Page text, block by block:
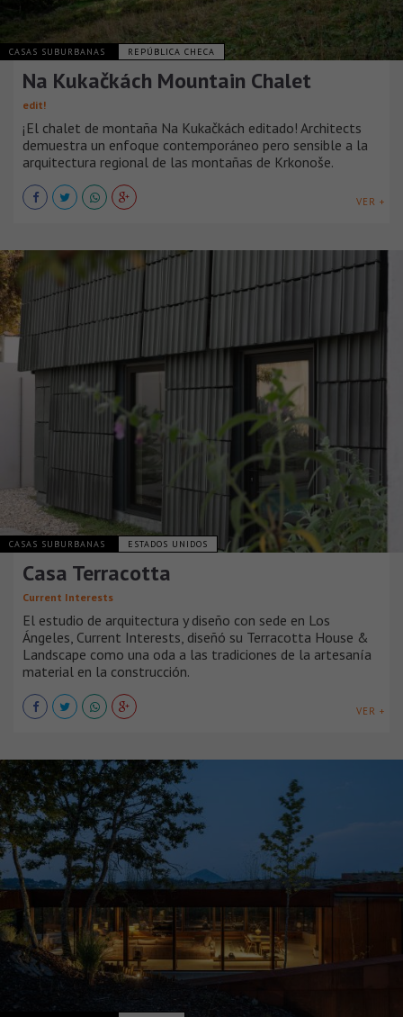
CASAS SUBURBANAS REPÚBLICA CHECA
Na Kukačkách Mountain Chalet
edit!
¡El chalet de montaña Na Kukačkách editado! Architects
demuestra un enfoque contemporáneo pero sensible a la
arquitectura regional de las montañas de Krkonoše.
VER +
CASAS SUBURBANAS ESTADOS UNIDOS
Casa Terracotta
Current Interests
El estudio de arquitectura y diseño con sede en Los
Ángeles, Current Interests, diseñó su Terracotta House &
Landscape como una oda a las tradiciones de la artesanía
material en la construcción.
VER +